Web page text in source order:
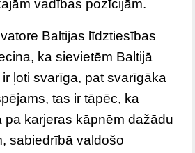
vadības pozīcijām.
Baltijas līdztiesības
ka sievietēm Baltijā
ļoti svarīga, pat svarīgāka
tas ir tāpēc, ka
pa karjeras kāpnēm dažādu
sabiedrībā valdošo